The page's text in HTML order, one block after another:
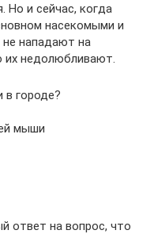
Но и сейчас, когда
насекомыми и
нападают на
их недолюбливают.
городе?
мыши
ответ на вопрос, что